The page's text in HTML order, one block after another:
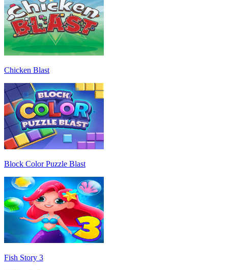
Chicken Blast
Block Color Puzzle Blast
Fish Story 3